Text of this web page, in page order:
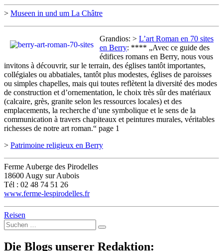
> Museen in und um La Châtre
Grandios: > L’art Roman en 70 sites
en Berry: **** „Avec ce guide des
édifices romans en Berry, nous vous
invitons à découvrir, sur le terrain, des églises tantôt importantes,
collégiales ou abbatiales, tantôt plus modestes, églises de paroisses
ou simples chapelles, mais qui toutes reflètent la diversité des modes
de construction et d’ornementation, le choix très sûr des matériaux
(calcaire, grès, granite selon les ressources locales) et des
emplacements, la recherche d’une symbolique et le sens de la
communication à travers chapiteaux et peintures murales, véritables
richesses de notre art roman.“ page 1
> Patrimoine religieux en Berry
Ferme Auberge des Pirodelles
18600 Augy sur Aubois
Tél : 02 48 74 51 26
www.ferme-lespirodelles.fr
Reisen
Suche
nach:
Die Blogs unserer Redaktion: